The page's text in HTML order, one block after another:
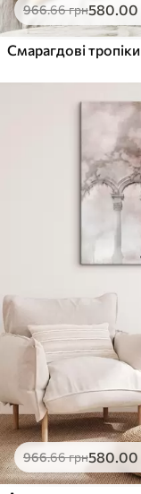
966.66грн580.00
Смарагдові тропіки
966.66грн580.00